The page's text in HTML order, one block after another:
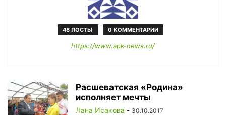
48 ПОСТЫ 0 КОММЕНТАРИИ
https://www.apk-news.ru/
Расшеватская «Родина»
исполняет мечты
Лана Исакова - 30.10.2017